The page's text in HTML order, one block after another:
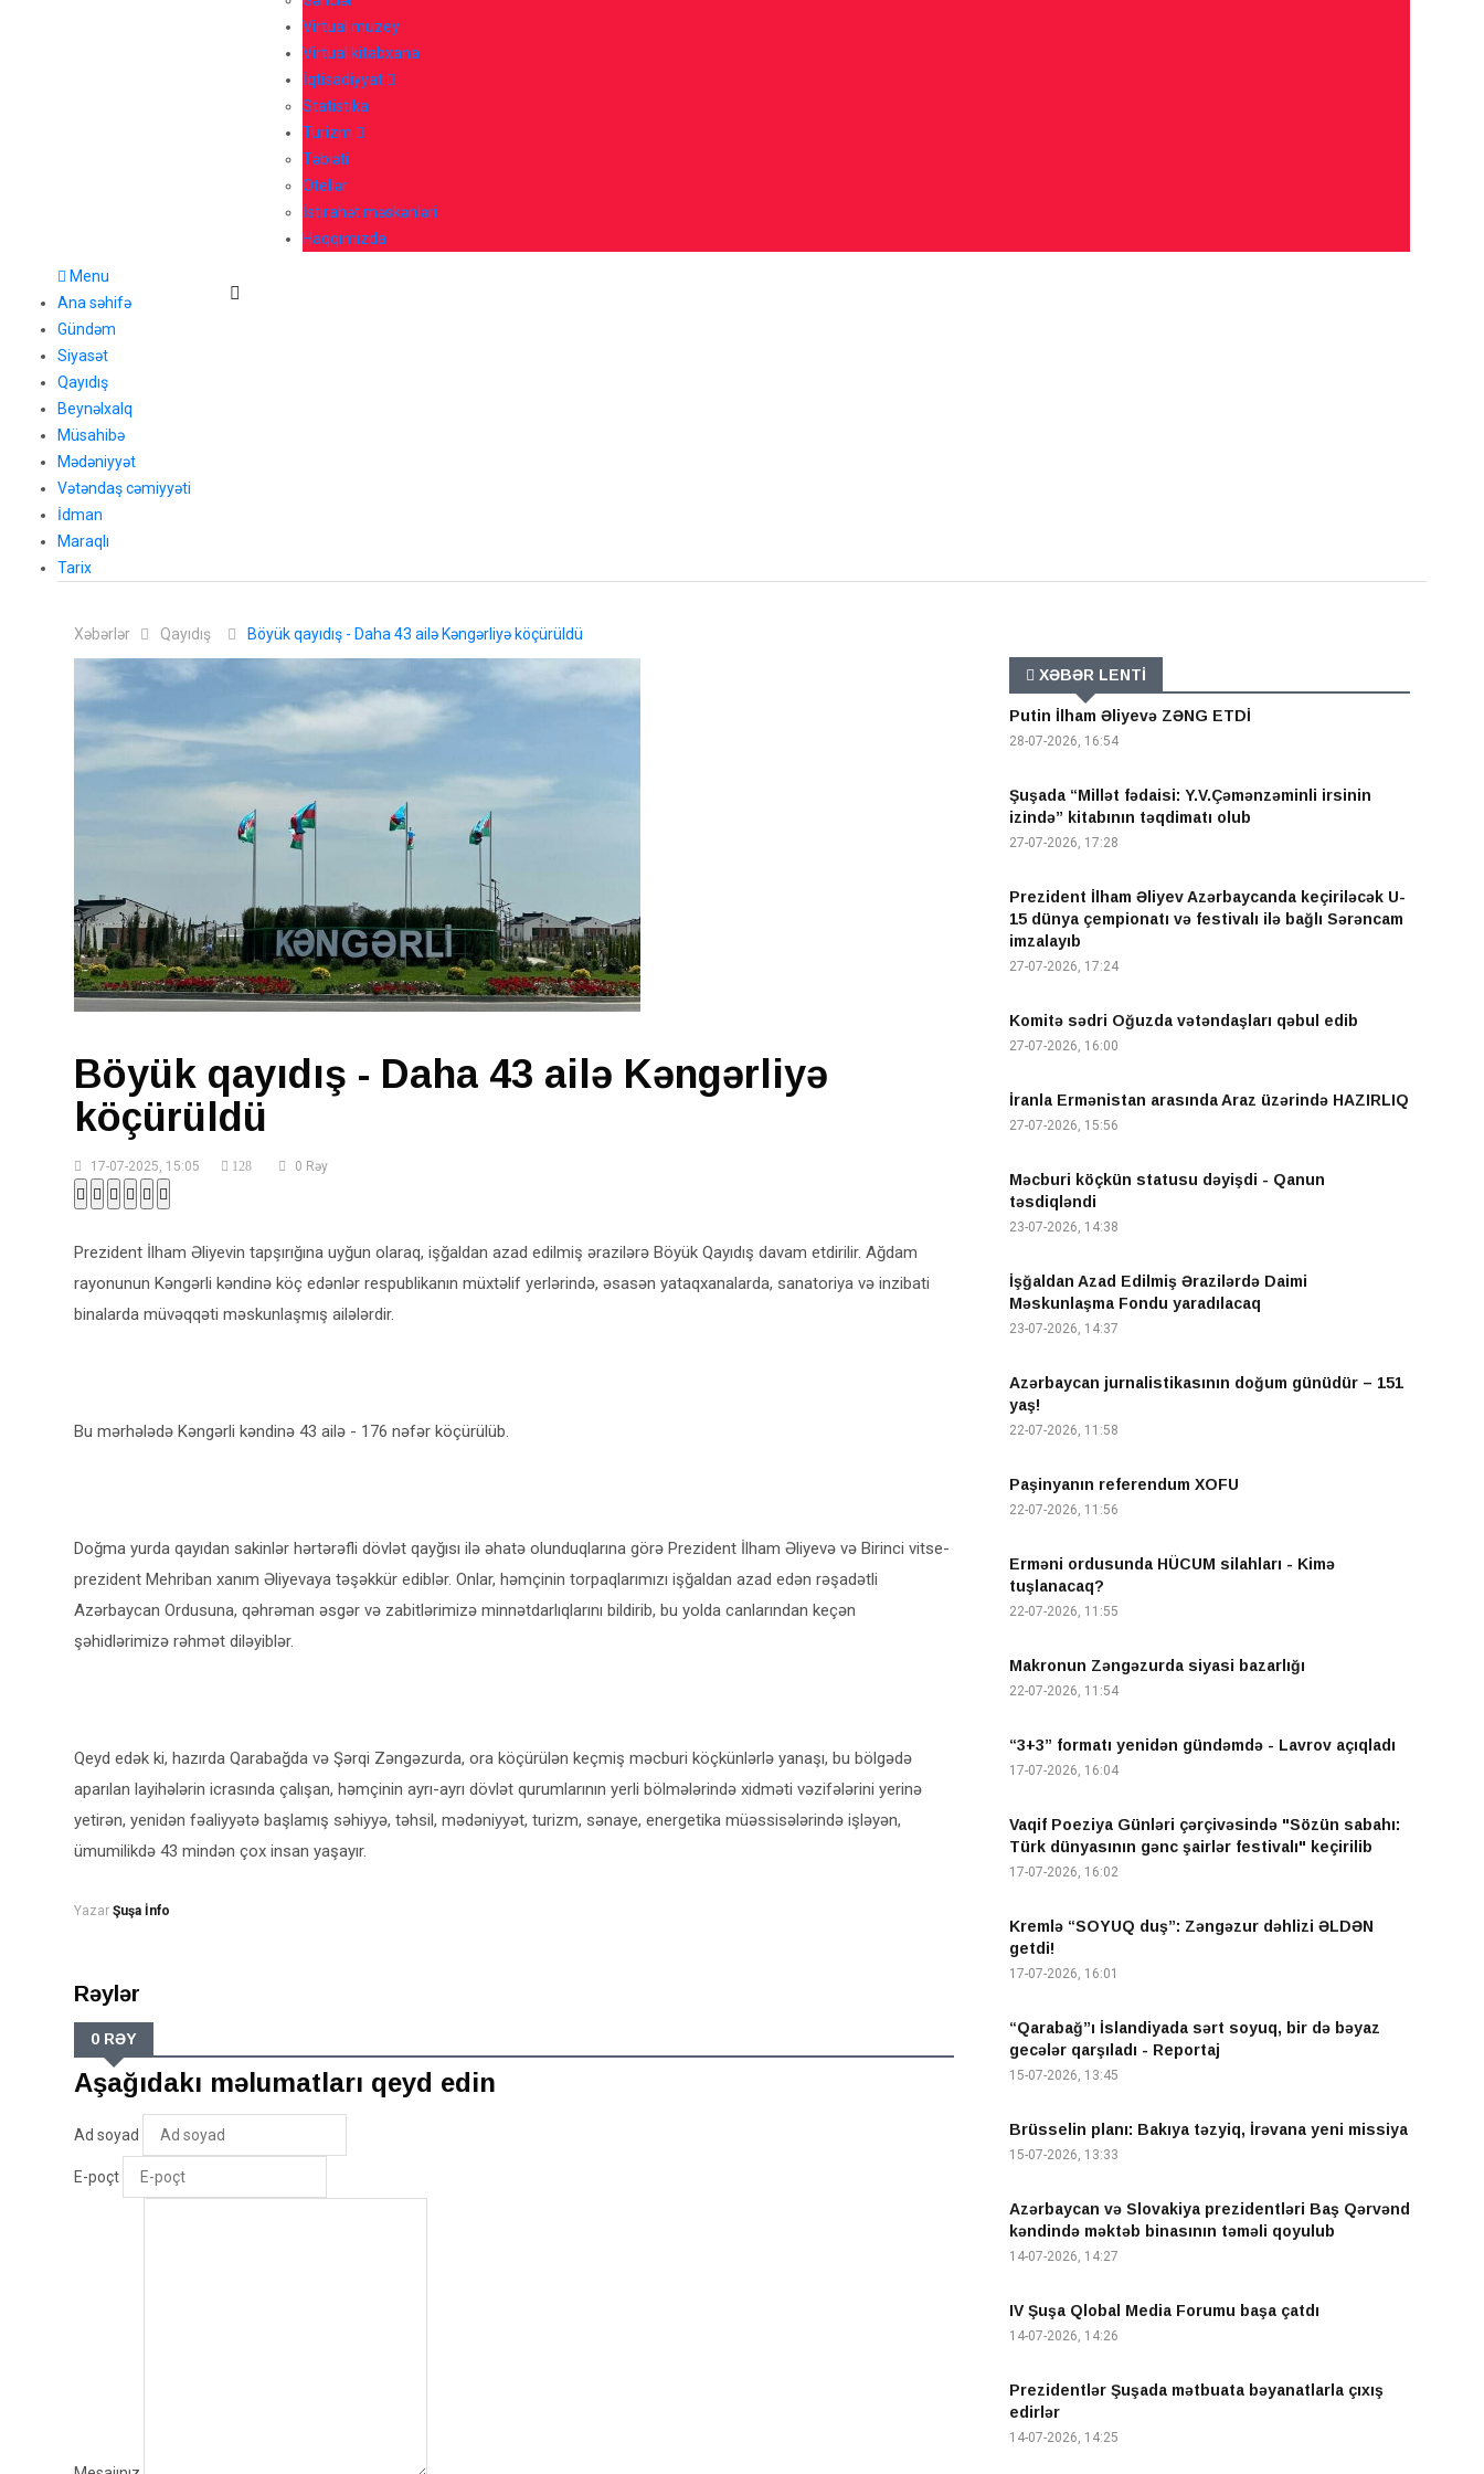
Virtual muzey
Virtual kitabxana
İqtisadiyyat
Statistika
Turizm
Təbiəti
Otellər
İstirahət məskənləri
Haqqımızda
Menu
Ana səhifə
Gündəm
Siyasət
Qayıdış
Beynəlxalq
Müsahibə
Mədəniyyət
Vətəndaş cəmiyyəti
İdman
Maraqlı
Tarix
Xəbərlər Qayıdış Böyük qayıdış - Daha 43 ailə Kəngərliyə köçürüldü
Böyük qayıdış - Daha 43 ailə Kəngərliyə
köçürüldü
17-07-2025, 15:05 128 0 Rəy
Prezident İlham Əliyevin tapşırığına uyğun olaraq, işğaldan azad edilmiş ərazilərə Böyük Qayıdış davam etdirilir. Ağdam
rayonunun Kəngərli kəndinə köç edənlər respublikanın müxtəlif yerlərində, əsasən yataqxanalarda, sanatoriya və inzibati
binalarda müvəqqəti məskunlaşmış ailələrdir.
Bu mərhələdə Kəngərli kəndinə 43 ailə - 176 nəfər köçürülüb.
Doğma yurda qayıdan sakinlər hərtərəfli dövlət qayğısı ilə əhatə olunduqlarına görə Prezident İlham Əliyevə və Birinci vitse-
prezident Mehriban xanım Əliyevaya təşəkkür ediblər. Onlar, həmçinin torpaqlarımızı işğaldan azad edən rəşadətli
Azərbaycan Ordusuna, qəhrəman əsgər və zabitlərimizə minnətdarlıqlarını bildirib, bu yolda canlarından keçən
şəhidlərimizə rəhmət diləyiblər.
Qeyd edək ki, hazırda Qarabağda və Şərqi Zəngəzurda, ora köçürülən keçmiş məcburi köçkünlərlə yanaşı, bu bölgədə
aparılan layihələrin icrasında çalışan, həmçinin ayrı-ayrı dövlət qurumlarının yerli bölmələrində xidməti vəzifələrini yerinə
yetirən, yenidən fəaliyyətə başlamış səhiyyə, təhsil, mədəniyyət, turizm, sənaye, energetika müəssisələrində işləyən,
ümumilikdə 43 mindən çox insan yaşayır.
Yazar Şuşa İnfo
Rəylər
0 RƏY
Aşağıdakı məlumatları qeyd edin
Ad soyad
E-poçt
XƏBƏR LENTİ
Putin İlham Əliyevə ZƏNG ETDİ
28-07-2026, 16:54
Şuşada “Millət fədaisi: Y.V.Çəmənzəminli irsinin
izində” kitabının təqdimatı olub
27-07-2026, 17:28
Prezident İlham Əliyev Azərbaycanda keçiriləcək U-
15 dünya çempionatı və festivalı ilə bağlı Sərəncam
imzalayıb
27-07-2026, 17:24
Komitə sədri Oğuzda vətəndaşları qəbul edib
27-07-2026, 16:00
İranla Ermənistan arasında Araz üzərində HAZIRLIQ
27-07-2026, 15:56
Məcburi köçkün statusu dəyişdi - Qanun
təsdiqləndi
23-07-2026, 14:38
İşğaldan Azad Edilmiş Ərazilərdə Daimi
Məskunlaşma Fondu yaradılacaq
23-07-2026, 14:37
Azərbaycan jurnalistikasının doğum günüdür – 151
yaş!
22-07-2026, 11:58
Paşinyanın referendum XOFU
22-07-2026, 11:56
Erməni ordusunda HÜCUM silahları - Kimə
tuşlanacaq?
22-07-2026, 11:55
Makronun Zəngəzurda siyasi bazarlığı
22-07-2026, 11:54
“3+3” formatı yenidən gündəmdə - Lavrov açıqladı
17-07-2026, 16:04
Vaqif Poeziya Günləri çərçivəsində "Sözün sabahı:
Türk dünyasının gənc şairlər festivalı" keçirilib
17-07-2026, 16:02
Kremlə “SOYUQ duş”: Zəngəzur dəhlizi ƏLDƏN
getdi!
17-07-2026, 16:01
“Qarabağ”ı İslandiyada sərt soyuq, bir də bəyaz
gecələr qarşıladı - Reportaj
15-07-2026, 13:45
Brüsselin planı: Bakıya təzyiq, İrəvana yeni missiya
15-07-2026, 13:33
Azərbaycan və Slovakiya prezidentləri Baş Qərvənd
kəndində məktəb binasının təməli qoyulub
14-07-2026, 14:27
IV Şuşa Qlobal Media Forumu başa çatdı
14-07-2026, 14:26
Prezidentlər Şuşada mətbuata bəyanatlarla çıxış
edirlər
14-07-2026, 14:25